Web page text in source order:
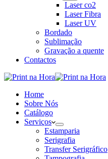
Laser co2
Laser Fibra
Laser UV
Bordado
Sublimação
Gravação a quente
Contactos
Home
Sobre Nós
Catálogo
Serviços
Estamparia
Serigrafia
Transfer Serigráfico